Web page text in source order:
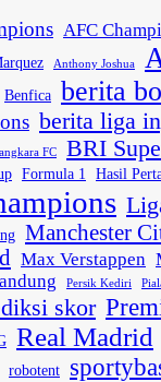
AFC
Anthony Joshua
Benfica berita
berita liga
FC BRI
Formula 1 Hasil
Manchester
Max Verstappen
Persik Kediri
skor
Real Madrid
robotent